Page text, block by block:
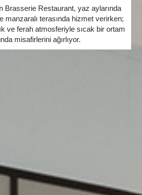
Brasserie Restaurant, yaz aylarında
manzaralı terasında hizmet verirken;
ve ferah atmosferiyle sıcak bir ortam
misafirlerini ağırlıyor.